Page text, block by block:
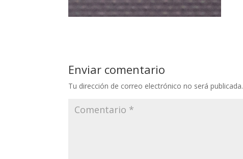
Enviar comentario
Tu dirección de correo electrónico no será publicada.